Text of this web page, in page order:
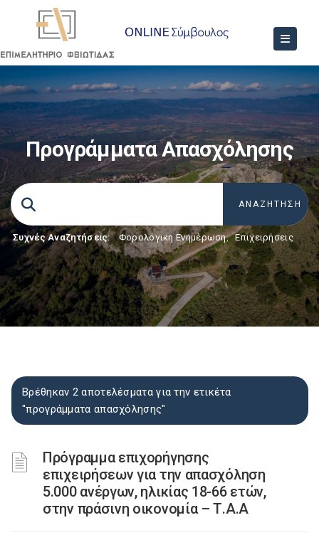
Προγράμματα Απασχόλησης
Συχνές Αναζητήσεις: Φορολογικη Ενημέρωση, Επιχειρήσεις
Βρέθηκαν 2 αποτελέσματα για την ετικέτα
"προγράμματα απασχόλησης"
Πρόγραμμα επιχορήγησης
επιχειρήσεων για την απασχόληση
5.000 ανέργων, ηλικίας 18-66 ετών,
στην πράσινη οικονομία – Τ.Α.Α